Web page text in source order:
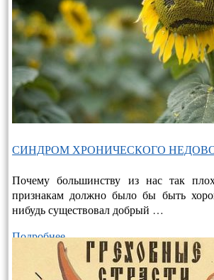
СИНДРОМ ХРОНИЧЕСКОГО
Почему большинству из нас так
признакам должно было бы быть
нибудь существовал добрый …
Подробнее…